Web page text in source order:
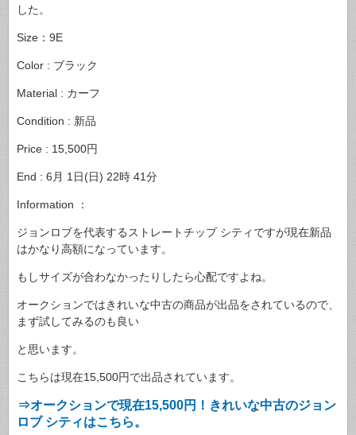
した。
Size：9E
Color : ブラック
Material : カーフ
Condition : 新品
Price : 15,500円
End : 6月 1日(日) 22時 41分
Information ：
ジョンロブを代表するストレートチップ シティですが現在新品
はかなり高額になっています。
もしサイズが合わなかったりしたら心配ですよね。
オークションではきれいな中古の商品が出品をされているので、
まず試してみるのも良い
と思います。
こちらは現在15,500円で出品されています。
⇒オークションで現在15,500円！きれいな中古のジョン
ロブ シティはこちら。